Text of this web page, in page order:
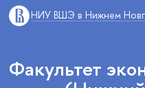
НИУ ВШЭ в Нижнем
Факультет